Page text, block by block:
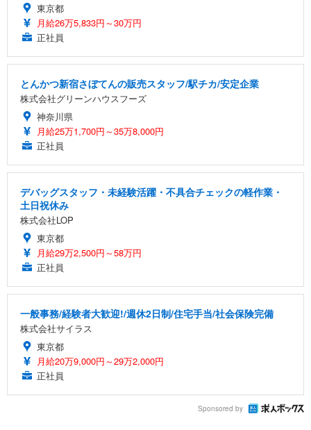
東京都
月給26万5,833円～30万円
正社員
とんかつ新宿さぼてんの販売スタッフ/駅チカ/安定企業
株式会社グリーンハウスフーズ
神奈川県
月給25万1,700円～35万8,000円
正社員
デバッグスタッフ・未経験活躍・不具合チェックの軽作業・
土日祝休み
株式会社LOP
東京都
月給29万2,500円～58万円
正社員
一般事務/経験者大歓迎!/週休2日制/住宅手当/社会保険完備
株式会社サイラス
東京都
月給20万9,000円～29万2,000円
正社員
Sponsored by